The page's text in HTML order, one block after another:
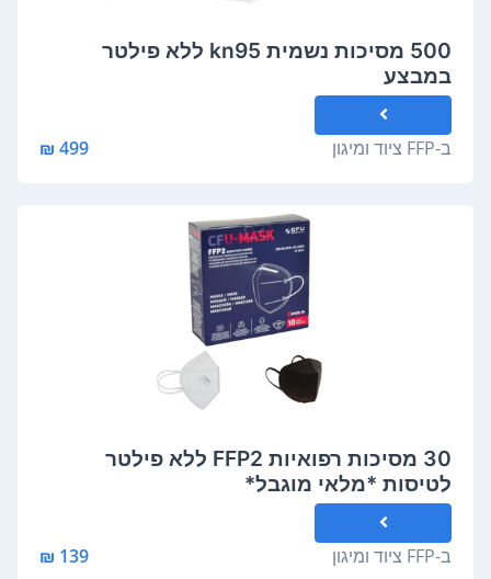
500 מסיכות נשמית kn95 ללא פילטר
במבצע
ב-FFP ציוד ומיגון 499 ₪
30 מסיכות רפואיות FFP2 ללא פילטר
לטיסות *מלאי מוגבל*
ב-FFP ציוד ומיגון 139 ₪